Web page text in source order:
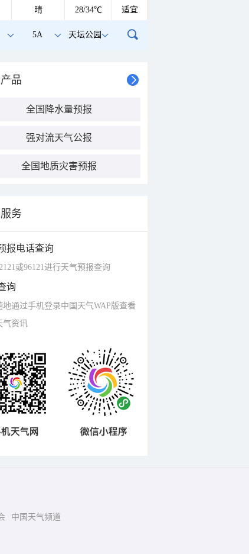
晴 28/34℃ 适宜
5A 天坛公园
品
全国降水量预报
强对流天气公报
全国地质灾害预报
务
报电话查询
或96121进行天气预报查询
询
地通过手机登录中国天气WAP版查看
气资讯
中国天气频道